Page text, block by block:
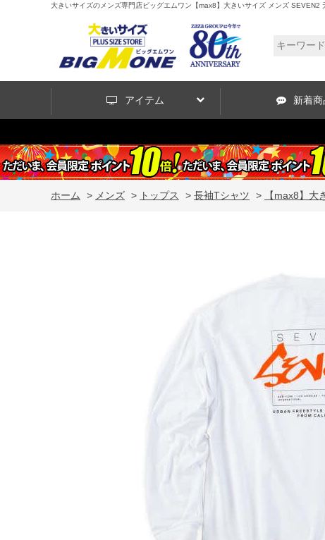
大きいサイズのメンズ専門店ビッグエムワン【max8】大きいサイズ メンズ
アイテム 新着商
ホーム > メンズ > トップス > 長袖Tシャツ > 【max8】